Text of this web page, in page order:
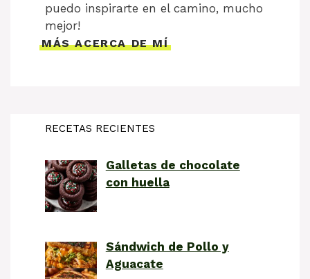
puedo inspirarte en el camino, mucho
mejor!
MÁS ACERCA DE MÍ
RECETAS RECIENTES
Galletas de chocolate
con huella
Sándwich de Pollo y
Aguacate